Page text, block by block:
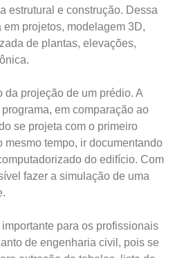
estrutural e construção. Dessa
projetos, modelagem 3D,
de plantas, elevações,
da projeção de um prédio. A
em comparação ao
se projeta com o primeiro
mesmo tempo, ir documentando
do edifício. Com
fazer a simulação de uma
para os profissionais
de engenharia civil, pois se